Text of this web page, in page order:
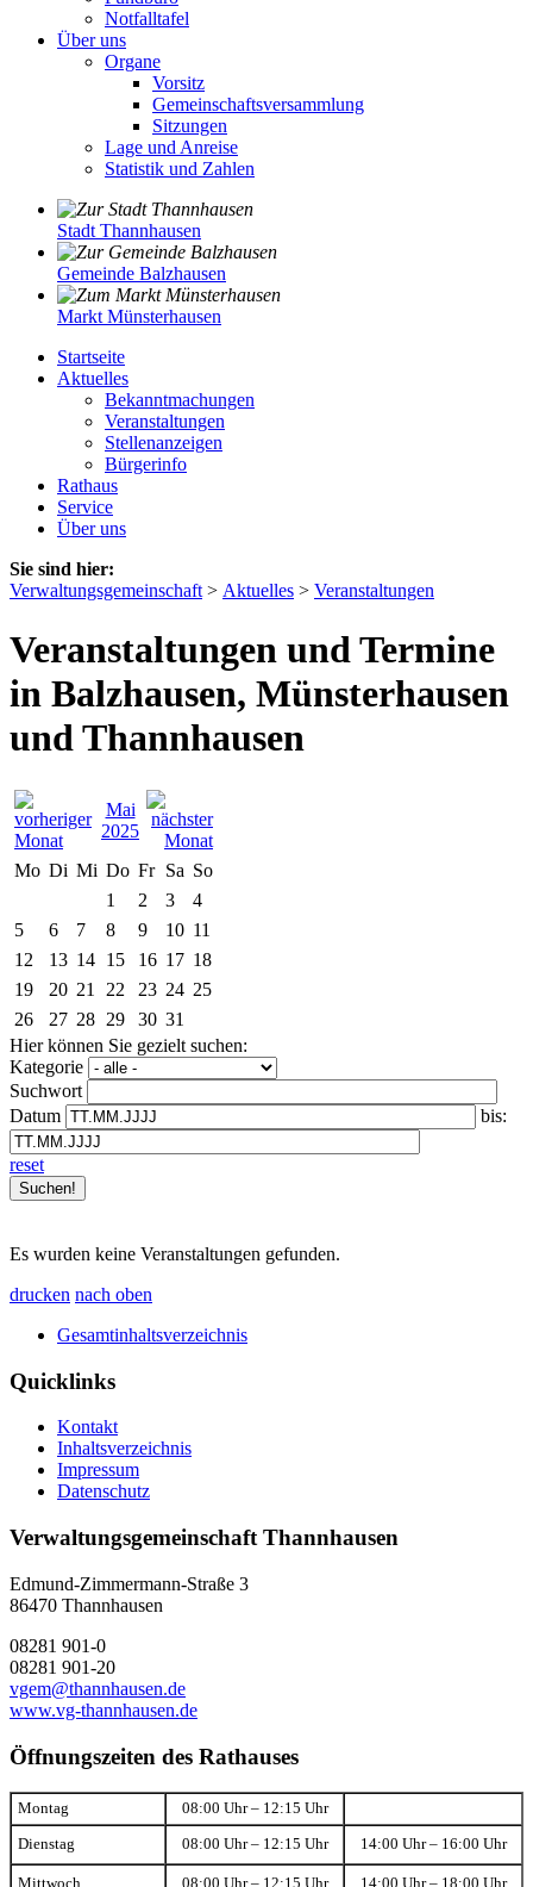
Notfalltafel
Über uns
Organe
Vorsitz
Gemeinschaftsversammlung
Sitzungen
Lage und Anreise
Statistik und Zahlen
Stadt Thannhausen
Gemeinde Balzhausen
Markt Münsterhausen
Startseite
Aktuelles
Bekanntmachungen
Veranstaltungen
Stellenanzeigen
Bürgerinfo
Rathaus
Service
Über uns
Sie sind hier:
Verwaltungsgemeinschaft > Aktuelles > Veranstaltungen
Veranstaltungen und Termine
in Balzhausen, Münsterhausen
und Thannhausen
Mai
2025
Mo Di Mi Do Fr Sa So
1
2 3
4
5
6 7 8 9 10 11
12
13 14 15 16 17 18
19
20 21 22 23 24 25
26
27 28 29 30 31
Hier können Sie gezielt suchen:
Kategorie
Suchwort
Datum
bis:
reset
Es wurden keine Veranstaltungen gefunden.
drucken nach oben
Gesamtinhaltsverzeichnis
Quicklinks
Kontakt
Inhaltsverzeichnis
Impressum
Datenschutz
Verwaltungsgemeinschaft Thannhausen
Edmund-Zimmermann-Straße 3
86470 Thannhausen
08281 901-0
08281 901-20
vgem@thannhausen.de
www.vg-thannhausen.de
Öffnungszeiten des Rathauses
Montag 08:00 Uhr – 12:15 Uhr
Dienstag 08:00 Uhr – 12:15 Uhr 14:00 Uhr – 16:00 Uhr